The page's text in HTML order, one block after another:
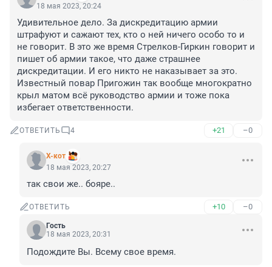
18 мая 2023, 20:24
Удивительное дело. За дискредитацию армии
штрафуют и сажают тех, кто о ней ничего особо то и
не говорит. В это же время Стрелков-Гиркин говорит и
пишет об армии такое, что даже страшнее
дискредитации. И его никто не наказывает за это.
Известный повар Пригожин так вообще многократно
крыл матом всё руководство армии и тоже пока
избегает ответственности.
ОТВЕТИТЬ 4 +21 –0
X-кот
18 мая 2023, 20:27
так свои же.. бояре..
ОТВЕТИТЬ +10 –0
Гость
18 мая 2023, 20:31
Подождите Вы. Всему свое время.